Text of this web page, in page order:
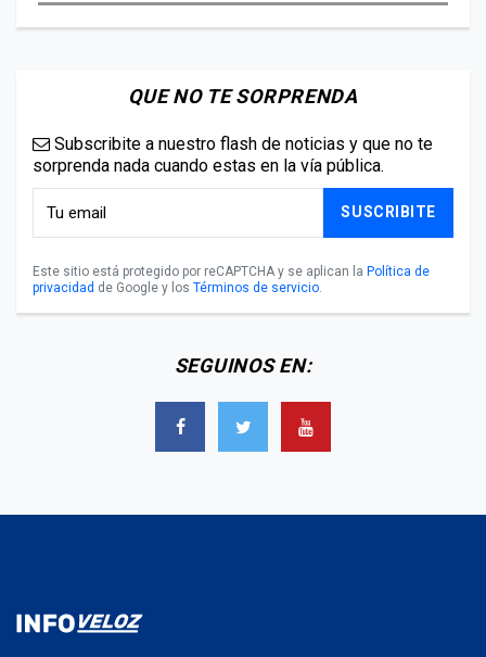
QUE NO TE SORPRENDA
Subscribite a nuestro flash de noticias y que no te
sorprenda nada cuando estas en la vía pública.
SUSCRIBITE
Este sitio está protegido por reCAPTCHA y se aplican la Política de
privacidad de Google y los Términos de servicio.
SEGUINOS EN: